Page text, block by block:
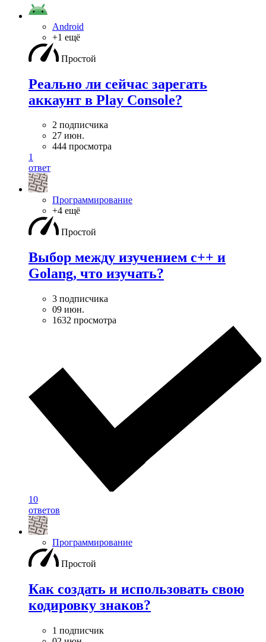
Android
+1 ещё
Простой
Реально ли сейчас зарегать
аккаунт в Play Console?
2 подписчика
27 июн.
444 просмотра
1
ответ
Программирование
+4 ещё
Простой
Выбор между изучением c++ и
Golang, что изучать?
3 подписчика
09 июн.
1632 просмотра
10
ответов
Программирование
Простой
Как создать и использовать свою
кодировку знаков?
1 подписчик